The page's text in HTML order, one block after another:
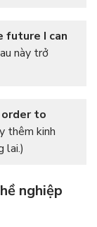
I can
này trở
to
thêm kinh
lai.)
nghiệp